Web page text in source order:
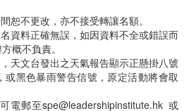
恕不更改，亦不接受轉讓名額。
資料正確無誤，如因資料不全或錯誤而
概不負責。
天文台發出之天氣報告顯示正懸掛八號
黑色暴雨警告信號，原定活動將會取
電郵至spe@leadershipinstitute.hk 或